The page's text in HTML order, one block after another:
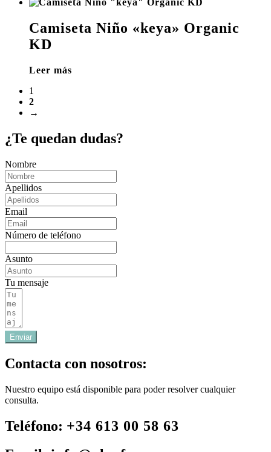
Camiseta Niño «keya» Organic
KD
Leer más
1
2
→
¿Te quedan dudas?
Nombre
Apellidos
Email
Número de teléfono
Asunto
Tu mensaje
Enviar
Contacta con nosotros:
Nuestro equipo está disponible para poder resolver cualquier
consulta.
Teléfono: +34 613 00 58 63